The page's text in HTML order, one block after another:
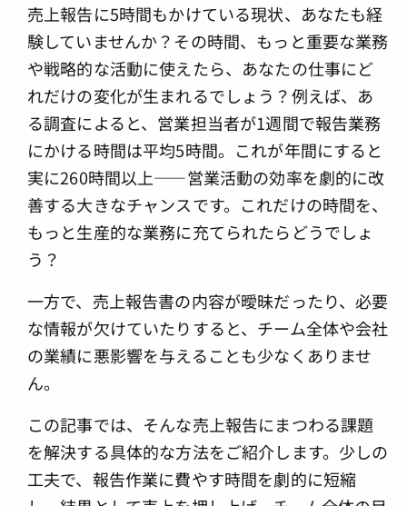
売上報告に5時間もかけている現状、あなたも経
験していませんか？その時間、もっと重要な業務
や戦略的な活動に使えたら、あなたの仕事にど
れだけの変化が生まれるでしょう？例えば、あ
る調査によると、営業担当者が1週間で報告業務
にかける時間は平均5時間。これが年間にすると
実に260時間以上――営業活動の効率を劇的に改
善する大きなチャンスです。これだけの時間を、
もっと生産的な業務に充てられたらどうでしょ
う？
一方で、売上報告書の内容が曖昧だったり、必要
な情報が欠けていたりすると、チーム全体や会社
の業績に悪影響を与えることも少なくありませ
ん。
この記事では、そんな売上報告にまつわる課題
を解決する具体的な方法をご紹介します。少しの
工夫で、報告作業に費やす時間を劇的に短縮